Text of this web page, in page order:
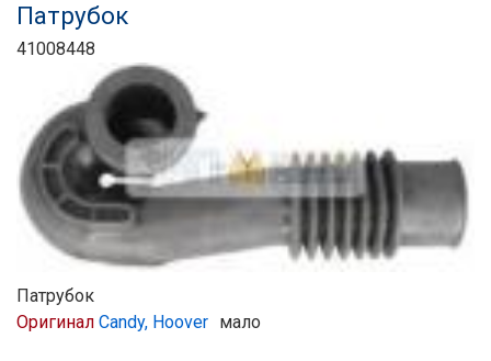
Патрубок
41008448
Патрубок
Оригинал Candy, Hoover мало